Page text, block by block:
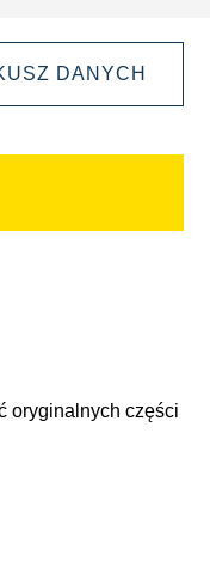
DANYCH
oryginalnych części